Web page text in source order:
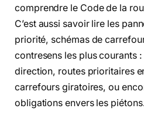
comprendre le Code de la
C’est aussi savoir lire les
priorité, schémas de
contresens les plus courants
direction, routes prioritaires
carrefours giratoires, ou
obligations envers les